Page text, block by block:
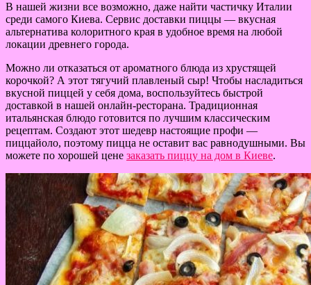
В нашей жизни все возможно, даже найти частичку Италии
среди самого Киева. Сервис доставки пиццы — вкусная
альтернатива колоритного края в удобное время на любой
локации древнего города.
Можно ли отказаться от ароматного блюда из хрустящей
корочкой? А этот тягучий плавленый сыр! Чтобы насладиться
вкусной пиццей у себя дома, воспользуйтесь быстрой
доставкой в ​​нашей онлайн-ресторана. Традиционная
итальянская блюдо готовится по лучшим классическим
рецептам. Создают этот шедевр настоящие профи —
пиццайоло, поэтому пицца не оставит вас равнодушными. Вы
можете по хорошей цене заказать пиццу на дом в Киеве.